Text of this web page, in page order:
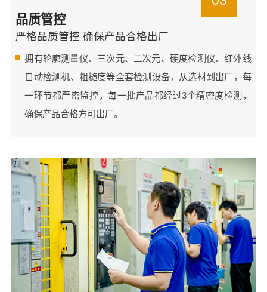
品质管控
严格品质管控 确保产品合格出厂
拥有轮廓测量仪、三次元、二次元、硬度检测仪、红外线
自动检测机、粗糙度等全套检测设备，从选材到出厂，每
一环节都严密监控，每一批产品都经过3个精密度检测，
确保产品合格方可出厂。